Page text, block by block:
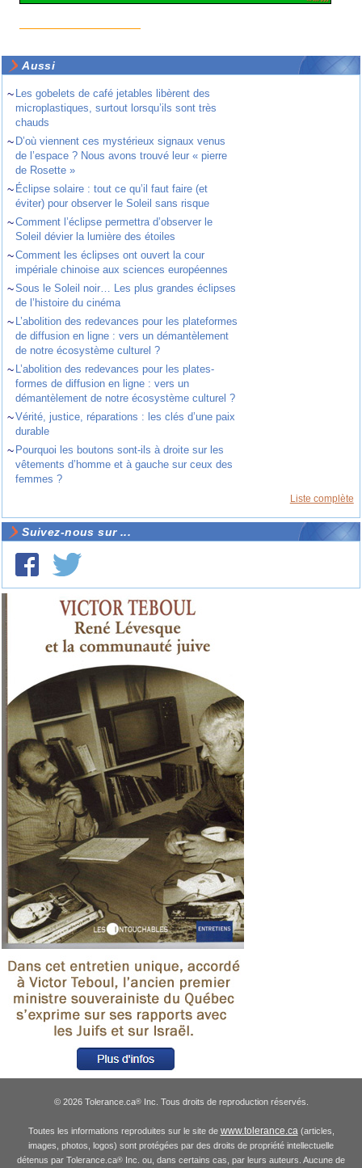
Aussi
~ Les gobelets de café jetables libèrent des
microplastiques, surtout lorsqu’ils sont très
chauds
~ D’où viennent ces mystérieux signaux venus
de l’espace ? Nous avons trouvé leur « pierre
de Rosette »
~ Éclipse solaire : tout ce qu’il faut faire (et
éviter) pour observer le Soleil sans risque
~Comment l’éclipse permettra d’observer le
Soleil dévier la lumière des étoiles
~Comment les éclipses ont ouvert la cour
impériale chinoise aux sciences européennes
~Sous le Soleil noir… Les plus grandes éclipses
de l’histoire du cinéma
~ L’abolition des redevances pour les plateformes
de diffusion en ligne : vers un démantèlement
de notre écosystème culturel ?
~ L’abolition des redevances pour les plates-
formes de diffusion en ligne : vers un
démantèlement de notre écosystème culturel ?
~Vérité, justice, réparations : les clés d’une paix
durable
~ Pourquoi les boutons sont-ils à droite sur les
vêtements d’homme et à gauche sur ceux des
femmes ?
Liste complète
Suivez-nous sur ...
© 2026 Tolerance.ca®Inc. Tous droits de reproduction réservés.
Toutes les informations reproduites sur le site de www.tolerance.ca(articles,
images, photos, logos) sont protégées par des droits de propriété intellectuelle
détenus par Tolerance.ca® Inc. ou, dans certains cas, par leurs auteurs. Aucune de